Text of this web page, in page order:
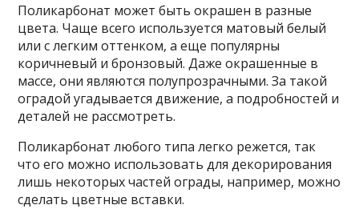
Поликарбонат может быть окрашен в разные
цвета. Чаще всего используется матовый белый
или с легким оттенком, а еще популярны
коричневый и бронзовый. Даже окрашенные в
массе, они являются полупрозрачными. За такой
оградой угадывается движение, а подробностей и
деталей не рассмотреть.
Поликарбонат любого типа легко режется, так
что его можно использовать для декорирования
лишь некоторых частей ограды, например, можно
сделать цветные вставки.